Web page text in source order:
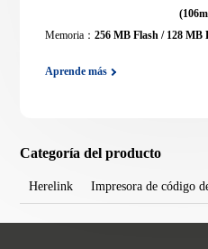
Categoría del producto
Herelink Impresora de código
Memoria：256 MB Flash / 128 MB
Aprende más